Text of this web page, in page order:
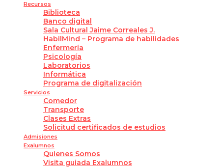
Recursos
Biblioteca
Banco digital
Sala Cultural Jaime Correales J.
HabilMind – Programa de habilidades
Enfermería
Psicología
Laboratorios
Informática
Programa de digitalización
Servicios
Comedor
Transporte
Clases Extras
Solicitud certificados de estudios
Admisiones
Exalumnos
Quienes Somos
Visita guiada Exalumnos